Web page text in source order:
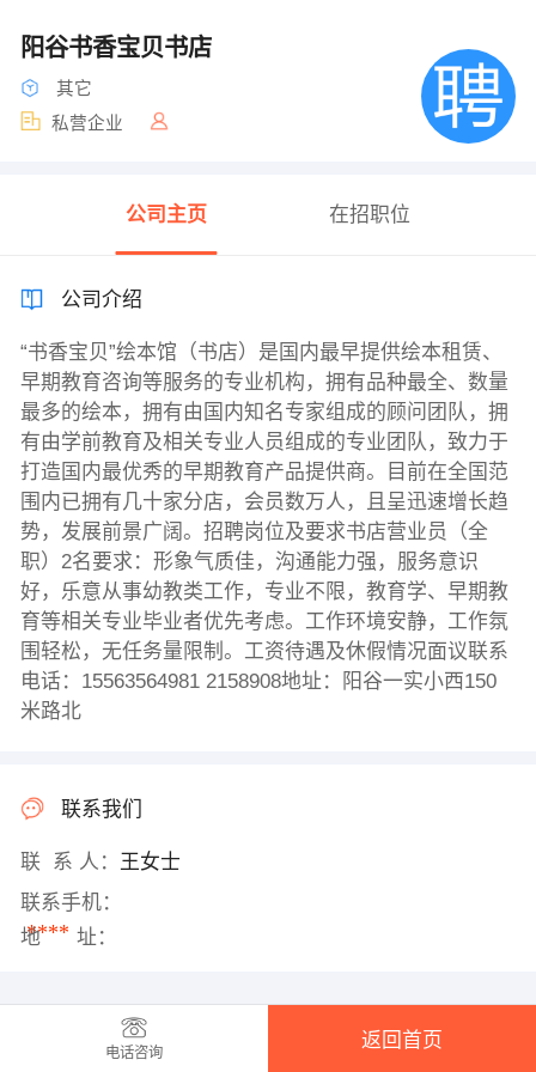
阳谷书香宝贝书店
其它
私营企业
公司主页 在招职位
公司介绍
“书香宝贝”绘本馆（书店）是国内最早提供绘本租赁、
早期教育咨询等服务的专业机构，拥有品种最全、数量
最多的绘本，拥有由国内知名专家组成的顾问团队，拥
有由学前教育及相关专业人员组成的专业团队，致力于
打造国内最优秀的早期教育产品提供商。目前在全国范
围内已拥有几十家分店，会员数万人，且呈迅速增长趋
势，发展前景广阔。招聘岗位及要求书店营业员（全
职）2名要求：形象气质佳，沟通能力强，服务意识
好，乐意从事幼教类工作，专业不限，教育学、早期教
育等相关专业毕业者优先考虑。工作环境安静，工作氛
围轻松，无任务量限制。工资待遇及休假情况面议联系
电话：15563564981 2158908地址：阳谷一实小西150
米路北
联系我们
联 系 人： 王女士
联系手机：
****
地 址：
电话咨询
返回首页